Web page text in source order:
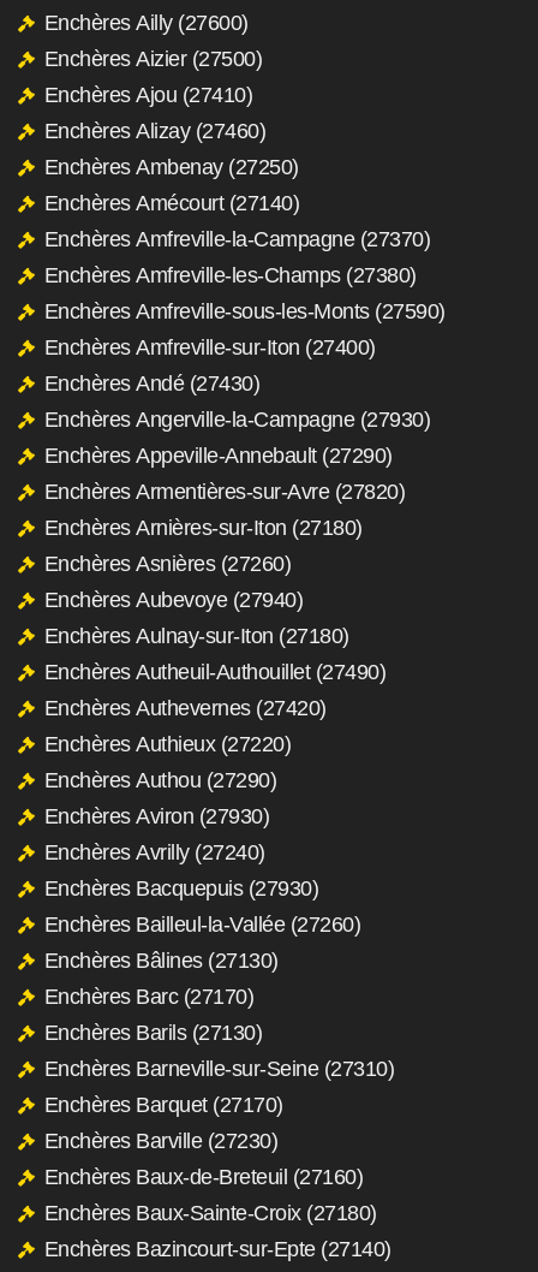
Enchères Ailly (27600)
Enchères Aizier (27500)
Enchères Ajou (27410)
Enchères Alizay (27460)
Enchères Ambenay (27250)
Enchères Amécourt (27140)
Enchères Amfreville-la-Campagne (27370)
Enchères Amfreville-les-Champs (27380)
Enchères Amfreville-sous-les-Monts (27590)
Enchères Amfreville-sur-Iton (27400)
Enchères Andé (27430)
Enchères Angerville-la-Campagne (27930)
Enchères Appeville-Annebault (27290)
Enchères Armentières-sur-Avre (27820)
Enchères Arnières-sur-Iton (27180)
Enchères Asnières (27260)
Enchères Aubevoye (27940)
Enchères Aulnay-sur-Iton (27180)
Enchères Autheuil-Authouillet (27490)
Enchères Authevernes (27420)
Enchères Authieux (27220)
Enchères Authou (27290)
Enchères Aviron (27930)
Enchères Avrilly (27240)
Enchères Bacquepuis (27930)
Enchères Bailleul-la-Vallée (27260)
Enchères Bâlines (27130)
Enchères Barc (27170)
Enchères Barils (27130)
Enchères Barneville-sur-Seine (27310)
Enchères Barquet (27170)
Enchères Barville (27230)
Enchères Baux-de-Breteuil (27160)
Enchères Baux-Sainte-Croix (27180)
Enchères Bazincourt-sur-Epte (27140)